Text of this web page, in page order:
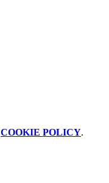
COOKIE POLICY.